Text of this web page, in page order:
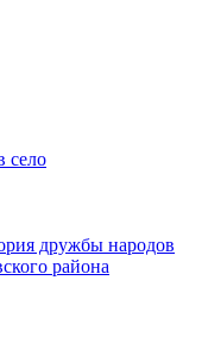
село
дружбы народов
района